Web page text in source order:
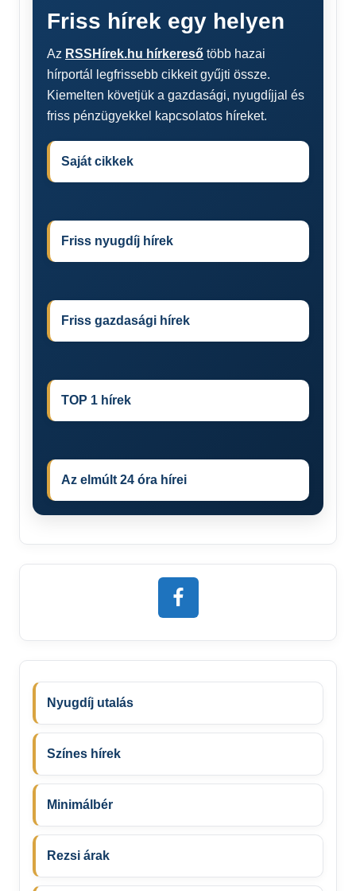
Friss hírek egy helyen
Az RSSHírek.hu hírkereső több hazai
hírportál legfrissebb cikkeit gyűjti össze.
Kiemelten követjük a gazdasági, nyugdíjjal és
friss pénzügyekkel kapcsolatos híreket.
Saját cikkek
Friss nyugdíj hírek
Friss gazdasági hírek
TOP 1 hírek
Az elmúlt 24 óra hírei
Nyugdíj utalás
Színes hírek
Minimálbér
Rezsi árak